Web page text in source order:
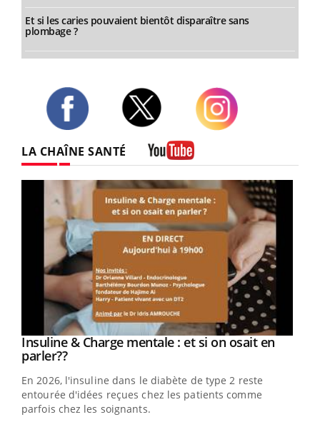
Et si les caries pouvaient bientôt disparaître sans
plombage ?
LA CHAÎNE SANTÉ
Youtube
Insuline & Charge mentale : et si on osait en
parler??Youtube
En 2026, l'insuline dans le diabète de type 2 reste
entourée d'idées reçues chez les patients comme
parfois chez les soignants.